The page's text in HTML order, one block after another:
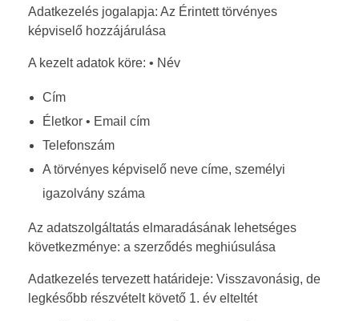
Adatkezelés jogalapja: Az Érintett törvényes
képviselő hozzájárulása
A kezelt adatok köre: • Név
Cím
Életkor • Email cím
Telefonszám
A törvényes képviselő neve címe, személyi
igazolvány száma
Az adatszolgáltatás elmaradásának lehetséges
következménye: a szerződés meghiúsulása
Adatkezelés tervezett határideje: Visszavonásig, de
legkésőbb részvételt követő 1. év elteltét